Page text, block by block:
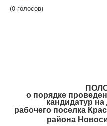
(0 голосов)
опорядке
кандидатур
рабочего поселка
района